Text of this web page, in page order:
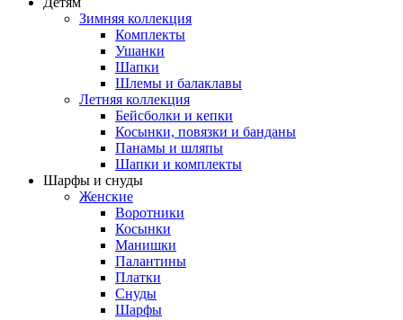
Зимняя коллекция
Комплекты
Ушанки
Шапки
Шлемы и балаклавы
Летняя коллекция
Бейсболки и кепки
Косынки, повязки и банданы
Панамы и шляпы
Шапки и комплекты
Шарфы и снуды
Женские
Воротники
Косынки
Манишки
Палантины
Платки
Снуды
Шарфы